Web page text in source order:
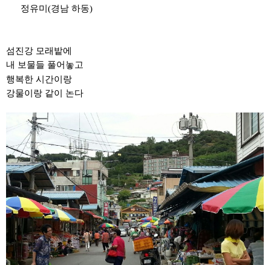
정유미 (경남 하동)
섬진강 모래밭에
내 보물들 풀어놓고
행복한 시간이랑
강물이랑 같이 논다